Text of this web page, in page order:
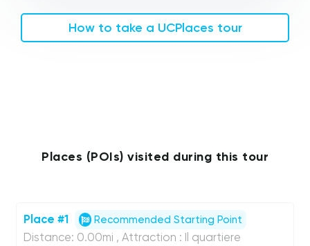
How to take a UCPlaces tour
Places (POIs) visited during this tour
Place #1 Recommended Starting Point
Distance: 0.00mi , Attraction : Il quartiere